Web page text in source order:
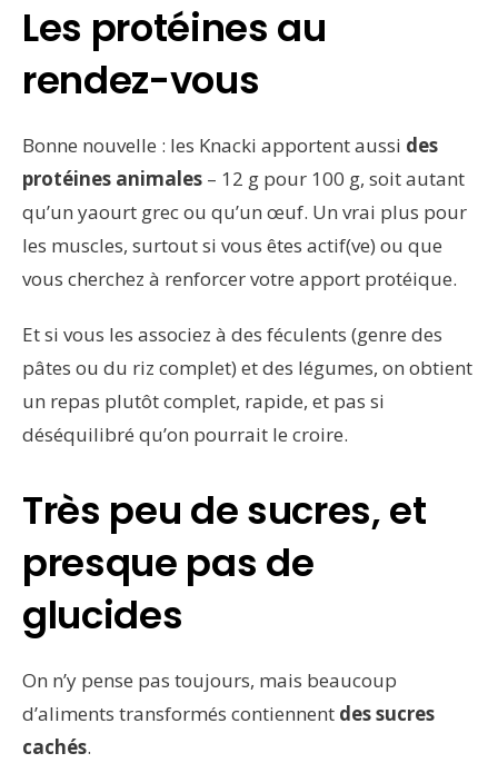
Les protéines au
rendez-vous
Bonne nouvelle : les Knacki apportent aussi des
protéines animales – 12 g pour 100 g, soit autant
qu’un yaourt grec ou qu’un œuf. Un vrai plus pour
les muscles, surtout si vous êtes actif(ve) ou que
vous cherchez à renforcer votre apport protéique.
Et si vous les associez à des féculents (genre des
pâtes ou du riz complet) et des légumes, on obtient
un repas plutôt complet, rapide, et pas si
déséquilibré qu’on pourrait le croire.
Très peu de sucres, et
presque pas de
glucides
On n’y pense pas toujours, mais beaucoup
d’aliments transformés contiennent des sucres
cachés.